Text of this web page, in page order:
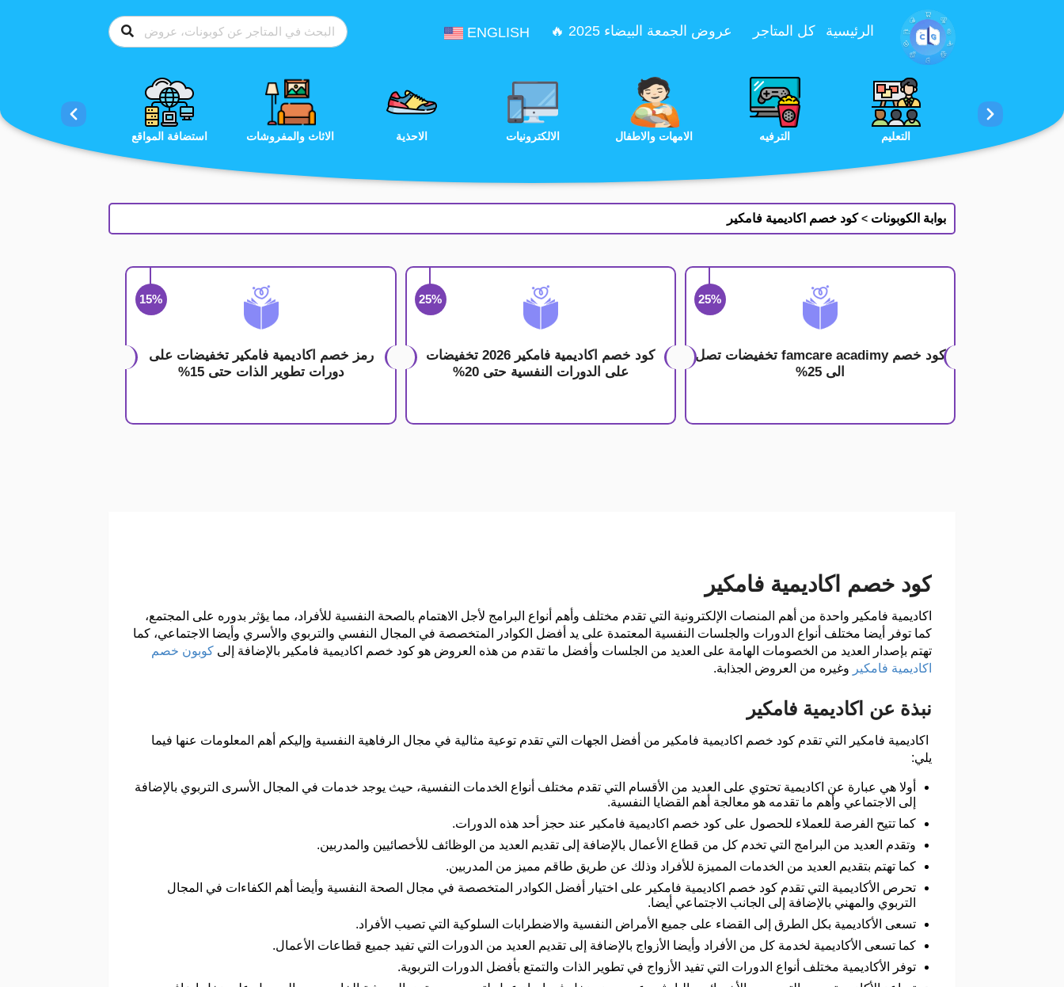
تخطي إلى المحتوى
الرئيسية كل المتاجر عروض الجمعة البيضاء 2025 🔥 ENGLISH
استضافة المواقع الاثاث والمفروشات الاحذية الالكترونيات الامهات والاطفال الترفيه التعليم الجمال والعناية الخدمات
بوابة الكوبونات > كود خصم اكاديمية فامكير
25%
كود خصم famcare acadimy تخفيضات تصل
الى 25%
25%
كود خصم اكاديمية فامكير 2026 تخفيضات
على الدورات النفسية حتى 20%
15%
رمز خصم اكاديمية فامكير تخفيضات على
دورات تطوير الذات حتى 15%
كود خصم اكاديمية فامكير
كاديمية فامكير واحدة من أهم المنصات الإلكترونية التي تقدم مختلف وأهم أنواع البرامج لأجل الاهتمام بالصحة النفسية للأفراد، مما يؤثر بدوره على المجتمع،
كما توفر أيضا مختلف أنواع الدورات والجلسات النفسية المعتمدة على يد أفضل الكوادر المتخصصة في المجال النفسي والتربوي والأسري وأيضا الاجتماعي، كما
تهتم بإصدار العديد من الخصومات الهامة على العديد من الجلسات وأفضل ما تقدم من هذه العروض هو كود خصم اكاديمية فامكير بالإضافة إلى كوبون خصم
اكاديمية فامكير وغيره من العروض الجذابة.
نبذة عن اكاديمية فامكير
اكاديمية فامكير التي تقدم كود خصم اكاديمية فامكير من أفضل الجهات التي تقدم توعية مثالية في مجال الرفاهية النفسية وإليكم أهم المعلومات عنها فيما
يلي:
أولا هي عبارة عن اكاديمية تحتوي على العديد من الأقسام التي تقدم مختلف أنواع الخدمات النفسية، حيث يوجد خدمات في المجال الأسرى التربوي بالإضافة
إلى الاجتماعي وأهم ما تقدمه هو معالجة أهم القضايا النفسية.
كما تتيح الفرصة للعملاء للحصول على كود خصم اكاديمية فامكير عند حجز أحد هذه الدورات.
وتقدم العديد من البرامج التي تخدم كل من قطاع الأعمال بالإضافة إلى تقديم العديد من الوظائف للأخصائيين والمدربين.
كما تهتم بتقديم العديد من الخدمات المميزة للأفراد وذلك عن طريق طاقم مميز من المدربين.
تحرص الأكاديمية التي تقدم كود خصم اكاديمية فامكير على اختيار أفضل الكوادر المتخصصة في مجال الصحة النفسية وأيضا أهم الكفاءات في المجال
التربوي والمهني بالإضافة إلى الجانب الاجتماعي أيضا.
تسعى الأكاديمية بكل الطرق إلى القضاء على جميع الأمراض النفسية والاضطرابات السلوكية التي تصيب الأفراد.
كما تسعى الأكاديمية لخدمة كل من الأفراد وأيضا الأزواج بالإضافة إلى تقديم العديد من الدورات التي تفيد جميع قطاعات الأعمال.
توفر الأكاديمية مختلف أنواع الدورات التي تفيد الأزواج في تطوير الذات والتمتع بأفضل الدورات التربوية.